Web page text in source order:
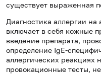
существует выраженная
Диагностика аллергии на
включает в себя кожные
введение препарата,
определение IgE-
аллергических реакциях
провокационные тесты,